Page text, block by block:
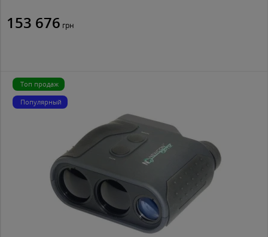
153 676 грн
Топ продаж
Популярный